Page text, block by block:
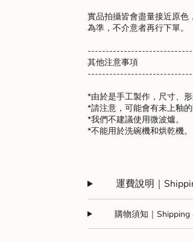
實品拍攝皆會盡量接近原色
為準，不介意者再行下單。
其他注意事項
*由於是手工製作，尺寸、
*請注意，可能會有未上釉
*我們不建議使用微波爐。
*不能用於洗碗機和烘乾機。
運費說明｜
購物須知｜Shipping